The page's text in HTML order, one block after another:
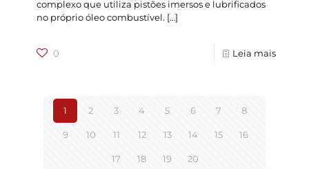
complexo que utiliza pistões imersos e lubrificados
no próprio óleo combustível. […]
0 Leia mais
1 2 3 4 5 6 7 8
9 10 11 12 13 14 15 16
17 18 19 20